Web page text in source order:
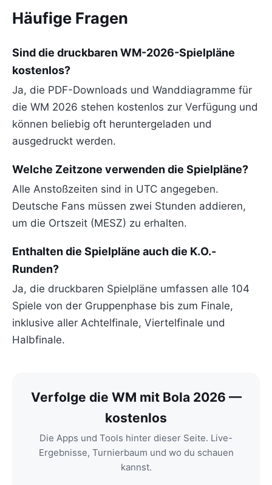
Häufige Fragen
Sind die druckbaren WM-2026-Spielpläne
kostenlos?
Ja, die PDF-Downloads und Wanddiagramme für
die WM 2026 stehen kostenlos zur Verfügung und
können beliebig oft heruntergeladen und
ausgedruckt werden.
Welche Zeitzone verwenden die Spielpläne?
Alle Anstoßzeiten sind in UTC angegeben.
Deutsche Fans müssen zwei Stunden addieren,
um die Ortszeit (MESZ) zu erhalten.
Enthalten die Spielpläne auch die K.O.-
Runden?
Ja, die druckbaren Spielpläne umfassen alle 104
Spiele von der Gruppenphase bis zum Finale,
inklusive aller Achtelfinale, Viertelfinale und
Halbfinale.
Verfolge die WM mit Bola 2026 —
kostenlos
Die Apps und Tools hinter dieser Seite. Live-
Ergebnisse, Turnierbaum und wo du schauen
kannst.